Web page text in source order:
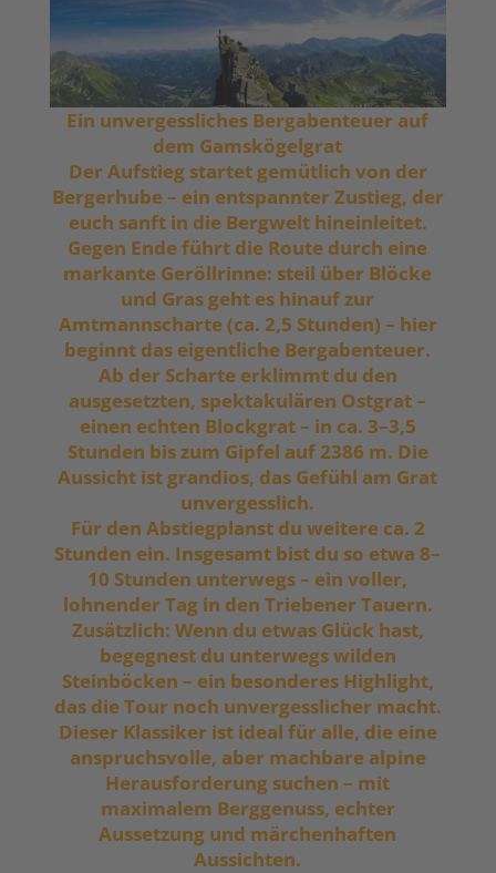
Ein unvergessliches Bergabenteuer auf
dem Gamskögelgrat
Der Aufstieg startet gemütlich von der
Bergerhube – ein entspannter Zustieg, der
euch sanft in die Bergwelt hineinleitet.
Gegen Ende führt die Route durch eine
markante Geröllrinne: steil über Blöcke
und Gras geht es hinauf zur
Amtmannscharte (ca. 2,5 Stunden) – hier
beginnt das eigentliche Bergabenteuer.
Ab der Scharte erklimmt du den
ausgesetzten, spektakulären Ostgrat –
einen echten Blockgrat – in ca. 3–3,5
Stunden bis zum Gipfel auf 2386 m. Die
Aussicht ist grandios, das Gefühl am Grat
unvergesslich.
Für den Abstiegplanst du weitere ca. 2
Stunden ein. Insgesamt bist du so etwa 8–
10 Stunden unterwegs – ein voller,
lohnender Tag in den Triebener Tauern.
Zusätzlich: Wenn du etwas Glück hast,
begegnest du unterwegs wilden
Steinböcken – ein besonderes Highlight,
das die Tour noch unvergesslicher macht.
Dieser Klassiker ist ideal für alle, die eine
anspruchsvolle, aber machbare alpine
Herausforderung suchen – mit
maximalem Berggenuss, echter
Aussetzung und märchenhaften
Aussichten.